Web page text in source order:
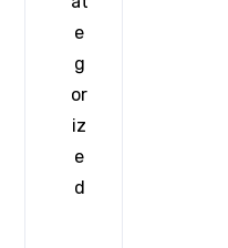
e
g
or
iz
e
d